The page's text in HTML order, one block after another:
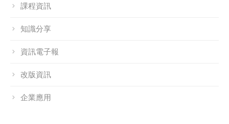
課程資訊
知識分享
資訊電子報
改版資訊
企業應用